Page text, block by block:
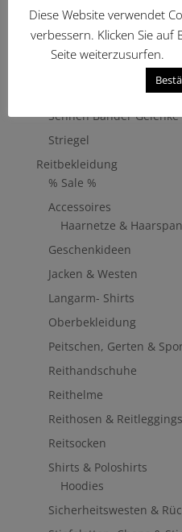
Pferdewäsche
Putzzeug & Zubehör
Bürsten &
Sehnen Bänder Gelenke
Striegel
Reitbekleidung
% Sale %
Accessoires
Haarnetze &
Geschenkideen
Jacken & Westen
Langarm- Shirts
Oberbekleidung
Peitschen, Gerten &
Reithandschuhe
Reithelme
Reithosen & Reitleggings
Reitsocken
Shirts & Poloshirts
Hoodies
Sicherheitswesten &
Diese Website verwendet
verbessern. Klicken Sie
Seite weiterzusurfen.